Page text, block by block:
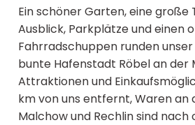
Ein schöner Garten, eine große
Ausblick, Parkplätze und einen
Fahrradschuppen runden
bunte Hafenstadt Röbel an der
Attraktionen und
km von uns entfernt, Waren an
Malchow und Rechlin sind nach